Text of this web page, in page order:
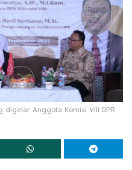
digelar Anggota Komisi VIII DPR